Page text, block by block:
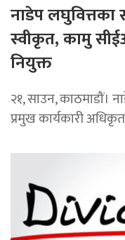
नाडेप लघुवित्तका
स्वीकृत, कामु
नियुक्त
२१, साउन, काठमाडौं।
प्रमुख कार्यकारी